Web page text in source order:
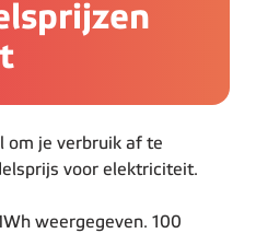
om je verbruik af te
voor elektriciteit.
weergegeven. 100